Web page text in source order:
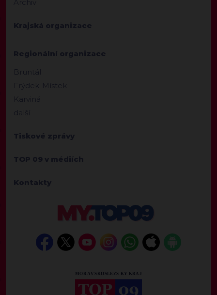
Archiv
Krajská organizace
Regionální organizace
Bruntál
Frýdek-Místek
Karviná
další
Tiskové zprávy
TOP 09 v médiích
Kontakty